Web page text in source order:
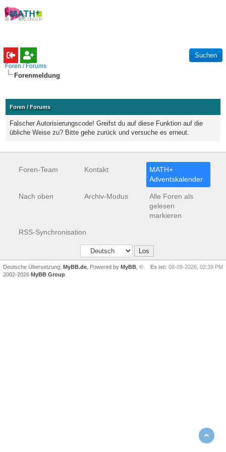
Foren / Forums
Forenmeldung
Foren / Forums
Falscher Autorisierungscode! Greifst du auf diese Funktion auf die
übliche Weise zu? Bitte gehe zurück und versuche es erneut.
Foren-Team Kontakt
MATH+
Adventskalender
Nach oben Archiv-Modus
Alle Foren als
gelesen
markieren
RSS-Synchronisation
Es ist: 08-09-2026, 02:39 PM
Deutsche Übersetzung: MyBB.de , Powered by MyBB , ©
2002-2026 MyBB Group